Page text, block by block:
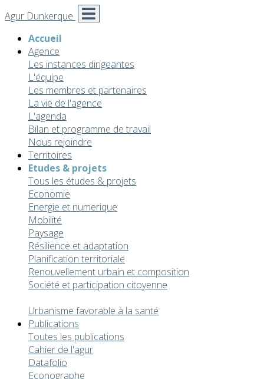
Agur Dunkerque
Accueil
Agence
Les instances dirigeantes
L'équipe
Les membres et partenaires
La vie de l'agence
L'agenda
Bilan et programme de travail
Nous rejoindre
Territoires
Etudes & projets
Tous les études & projets
Economie
Energie et numerique
Mobilité
Paysage
Résilience et adaptation
Planification territoriale
Renouvellement urbain et composition
Société et participation citoyenne
Urbanisme favorable à la santé
Publications
Toutes les publications
Cahier de l'agur
Datafolio
Econographe